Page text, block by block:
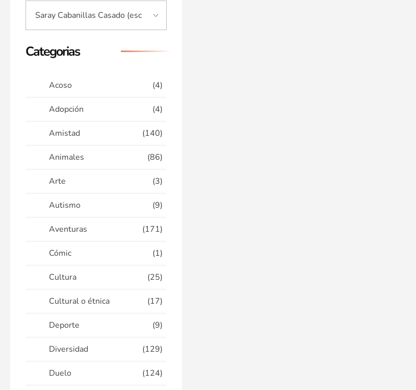
Categorias
Acoso (4)
Adopción (4)
Amistad (140)
Animales (86)
Arte (3)
Autismo (9)
Aventuras (171)
Cómic (1)
Cultura (25)
Cultural o étnica (17)
Deporte (9)
Diversidad (129)
Duelo (124)